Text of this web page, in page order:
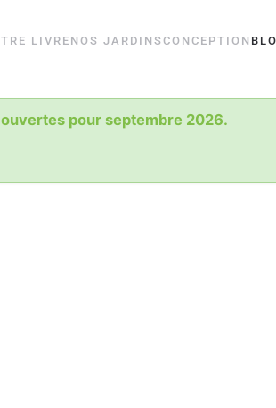
LIVRE NOS JARDINSCONCEPTION
pour septembre 2026.